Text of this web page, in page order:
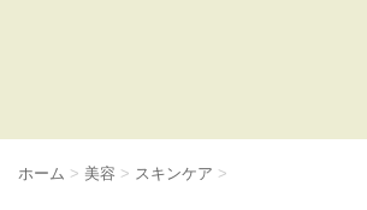
ホーム > 美容 > スキンケア >